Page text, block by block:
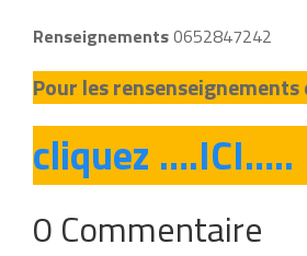
Renseignements0652847242
Pour les
cliquez ….ICI…..
0 Commentaire